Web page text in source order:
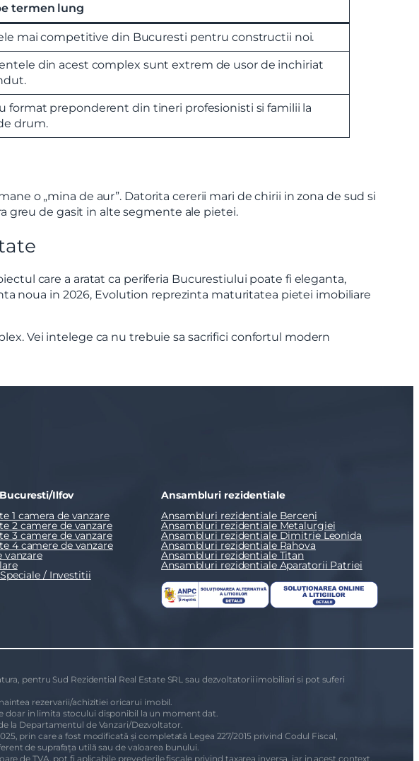
termen lung
mai competitive din Bucuresti pentru constructii noi.
din acest complex sunt extrem de usor de inchiriat
format preponderent din tineri profesionisti si familii la
drum.
o „mina de aur”. Datorita cererii mari de chirii in zona de sud si
greu de gasit in alte segmente ale pietei.
care a aratat ca periferia Bucurestiului poate fi eleganta,
noua in 2026, Evolution reprezinta maturitatea pietei imobiliare
Vei intelege ca nu trebuie sa sacrifici confortul modern
Ilfov
1 camera de vanzare
2 camere de vanzare
3 camere de vanzare
4 camere de vanzare
vanzare
/ Investitii
Ansambluri rezidentiale
Ansambluri rezidentiale Berceni
Ansambluri rezidentiale Metalurgiei
Ansambluri rezidentiale Dimitrie Leonida
Ansambluri rezidentiale Rahova
Ansambluri rezidentiale Titan
Ansambluri rezidentiale Aparatorii Patriei
pentru Sud Rezidential Real Estate SRL sau dezvoltatorii imobiliari si pot suferi
rezervarii/achizitiei oricarui imobil.
doar in limita stocului disponibil la un moment dat.
la Departamentul de Vanzari/Dezvoltator.
prin care a fost modificată și completată Legea 227/2015 privind Codul Fiscal,
de suprafața utilă sau de valoarea bunului.
de TVA, pot fi aplicabile prevederile fiscale privind taxarea inversa, iar in acest context,